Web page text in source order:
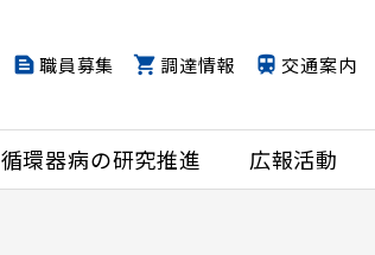
循環器病の研究推進 広報活動
職員募集 調達情報 交通案内